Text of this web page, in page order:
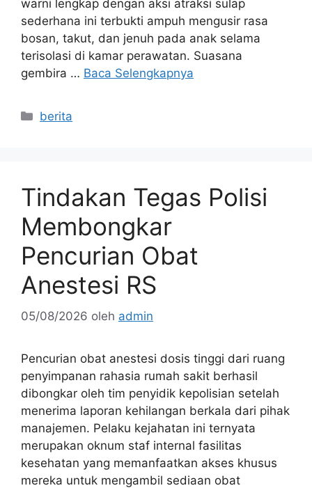
warni lengkap dengan aksi atraksi sulap
sederhana ini terbukti ampuh mengusir rasa
bosan, takut, dan jenuh pada anak selama
terisolasi di kamar perawatan. Suasana
gembira … Baca Selengkapnya
Kategori
berita
Tindakan Tegas Polisi
Membongkar
Pencurian Obat
Anestesi RS
05/08/2026 oleh admin
Pencurian obat anestesi dosis tinggi dari ruang
penyimpanan rahasia rumah sakit berhasil
dibongkar oleh tim penyidik kepolisian setelah
menerima laporan kehilangan berkala dari pihak
manajemen. Pelaku kejahatan ini ternyata
merupakan oknum staf internal fasilitas
kesehatan yang memanfaatkan akses khusus
mereka untuk mengambil sediaan obat